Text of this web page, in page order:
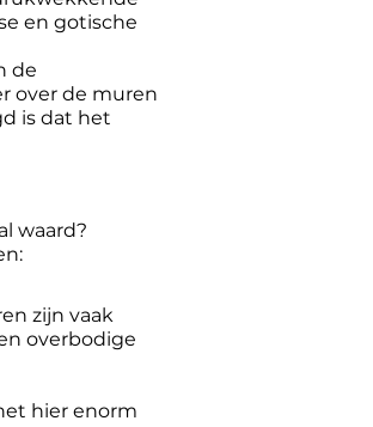
en gotische
de
over de muren
is dat het
waard?
zijn vaak
overbodige
hier enorm